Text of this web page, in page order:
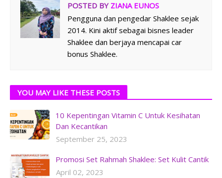
POSTED BYZIANA EUNOS
Pengguna dan pengedar Shaklee sejak
2014. Kini aktif sebagai bisnes leader
Shaklee dan berjaya mencapai car
bonus Shaklee.
YOU MAY LIKE THESE POSTS
10 Kepentingan Vitamin C Untuk Kesihatan
Dan Kecantikan
September 25, 2023
Promosi Set Rahmah Shaklee: Set Kulit Cantik
April 02, 2023